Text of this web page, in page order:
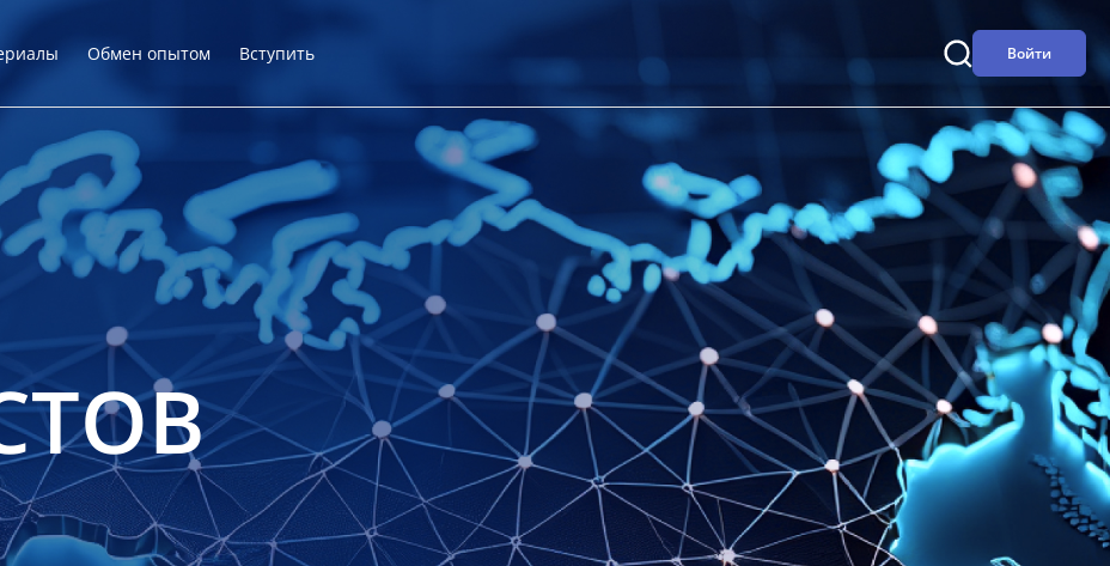
Обмен опытом Вступить Войти